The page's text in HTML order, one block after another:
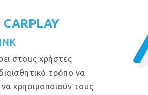
CARPLAY
στους χρήστες
τρόπο να
χρησιμοποιούν τους